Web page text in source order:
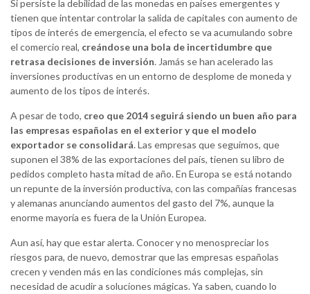
Si persiste la debilidad de las monedas en países emergentes y
tienen que intentar controlar la salida de capitales con aumento de
tipos de interés de emergencia, el efecto se va acumulando sobre
el comercio real, creándose una bola de incertidumbre que
retrasa decisiones de inversión. Jamás se han acelerado las
inversiones productivas en un entorno de desplome de moneda y
aumento de los tipos de interés.
A pesar de todo, creo que 2014 seguirá siendo un buen año para
las empresas españolas en el exterior y que el modelo
exportador se consolidará. Las empresas que seguimos, que
suponen el 38% de las exportaciones del país, tienen su libro de
pedidos completo hasta mitad de año. En Europa se está notando
un repunte de la inversión productiva, con las compañías francesas
y alemanas anunciando aumentos del gasto del 7%, aunque la
enorme mayoría es fuera de la Unión Europea.
Aun así, hay que estar alerta. Conocer y no menospreciar los
riesgos para, de nuevo, demostrar que las empresas españolas
crecen y venden más en las condiciones más complejas, sin
necesidad de acudir a soluciones mágicas. Ya saben, cuando lo